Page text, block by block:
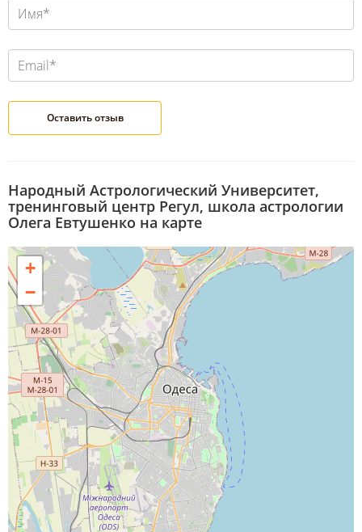
Народный Астрологический Университет,
тренинговый центр Регул, школа астрологии
Олега Евтушенко на карте
+
−